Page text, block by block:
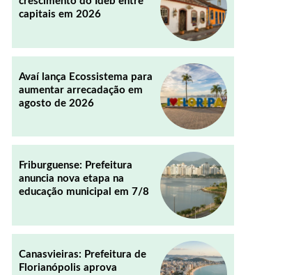
capitais em 2026
Avaí lança Ecossistema para
aumentar arrecadação em
agosto de 2026
Friburguense: Prefeitura
anuncia nova etapa na
educação municipal em 7/8
Canasvieiras: Prefeitura de
Florianópolis aprova